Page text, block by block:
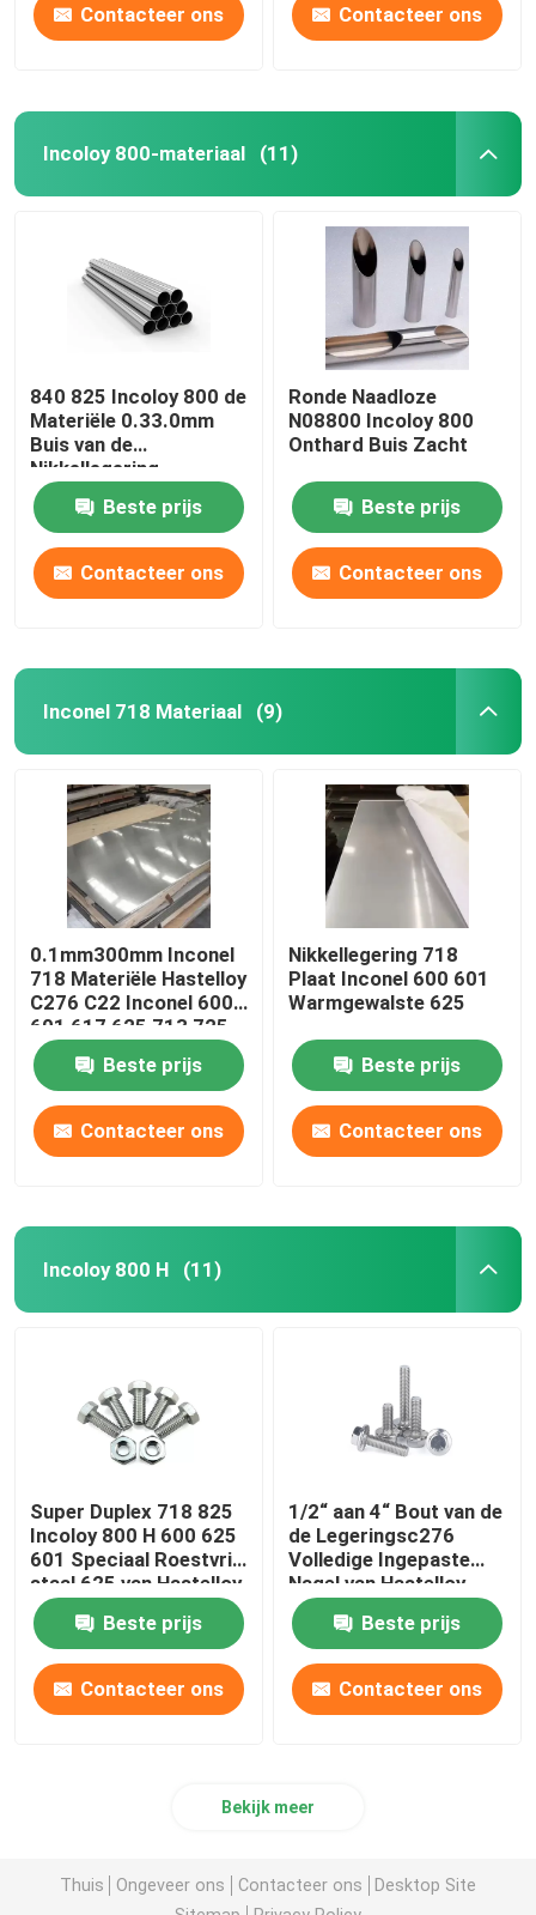
Contacteer ons Contacteer ons
Incoloy 800-materiaal (11)
840 825 Incoloy 800 de
Materiële 0.33.0mm
Buis van de
Nikkellegering
Beste prijs
Contacteer ons
Ronde Naadloze
N08800 Incoloy 800
Onthard Buis Zacht
Beste prijs
Contacteer ons
Inconel 718 Materiaal (9)
0.1mm300mm Inconel
718 Materiële Hastelloy
C276 C22 Inconel 600
601 617 625 713 725
800 825 Monel 400
K500
Beste prijs
Contacteer ons
Nikkellegering 718
Plaat Inconel 600 601
Warmgewalste 625
Beste prijs
Contacteer ons
Incoloy 800 H (11)
Super Duplex 718 825
Incoloy 800 H 600 625
601 Speciaal Roestvrij
staal 625 van Hastelloy
C276 F468AC-Zware
HexuitdraaiBeste prijs
Contacteer ons
1/2“ aan 4“ Bout van de
de Legeringsc276
Volledige Ingepaste
Nagel van Hastelloy
904L de Speciale
Beste prijs
Contacteer ons
Bekijk meer
Thuis Ongeveer ons Contacteer ons
Desktop Site